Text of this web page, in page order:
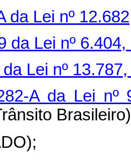
da Lei nº
da Lei nº
da Lei nº
A da Lei nº